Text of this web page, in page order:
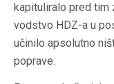
kapituliralo pred tim
vodstvo HDZ-a u
učinilo apsolutno
poprave.